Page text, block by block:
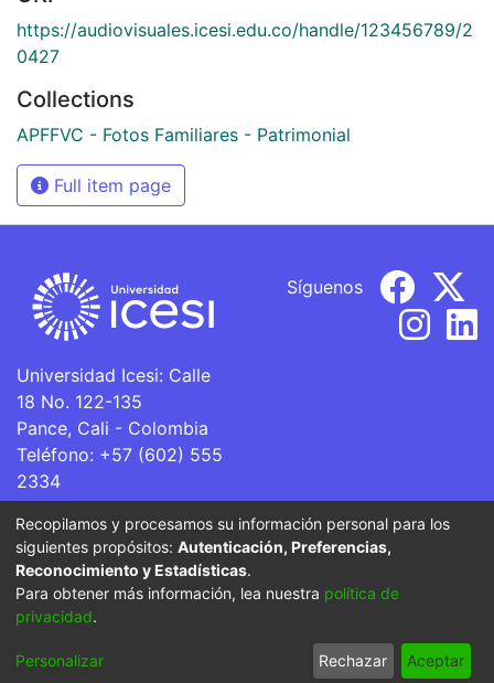
https://audiovisuales.icesi.edu.co/handle/123456789/2
0427
Collections
APFFVC - Fotos Familiares - Patrimonial
Full item page
Universidad Icesi: Calle
18 No. 122-135
Pance, Cali - Colombia
Teléfono: +57 (602) 555
2334
ventanillaunica@icesi.edu.co
Síguenos
La Universidad Icesi es una Institución de Educación
Superior que se encuentra sujeta a inspección y vigilancia
por parte del Ministerio de Educación Nacional.
Cookie
End User
Agreement
Send
Feedback
Recopilamos y procesamos su información personal para los
siguientes propósitos: Autenticación, Preferencias,
Reconocimiento y Estadísticas.
Para obtener más información, lea nuestra política de
privacidad.
Personalizar Rechazar Aceptar